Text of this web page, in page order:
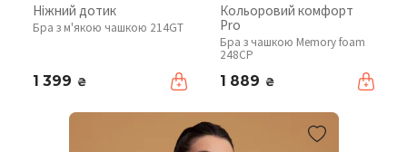
Ніжний дотик
Бра з м'якою чашкою 214GT
1 399 ₴
Кольоровий комфорт
Pro
Бра з чашкою Memory foam
248CP
1 889 ₴